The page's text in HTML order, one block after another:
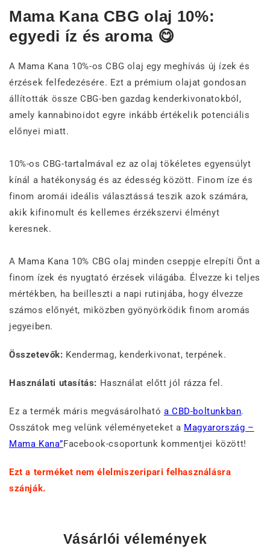
Mama Kana CBG olaj 10%:
egyedi íz és aroma 😋
A Mama Kana 10%-os CBG olaj egy meghívás új ízek és
érzések felfedezésére. Ezt a prémium olajat gondosan
állították össze CBG-ben gazdag kenderkivonatokból,
amely kannabinoidot egyre inkább értékelik potenciális
előnyei miatt.
10%-os CBG-tartalmával ez az olaj tökéletes egyensúlyt
kínál a hatékonyság és az édesség között. Finom íze és
finom aromái ideális választássá teszik azok számára,
akik kifinomult és kellemes érzékszervi élményt
keresnek.
A Mama Kana 10% CBG olaj minden cseppje elrepíti Önt a
finom ízek és nyugtató érzések világába. Élvezze ki teljes
mértékben, ha beilleszti a napi rutinjába, hogy élvezze
számos előnyét, miközben gyönyörködik finom aromás
jegyeiben.
Összetevők: Kendermag, kenderkivonat, terpének.
Használati utasítás: Használat előtt jól rázza fel.
Ez a termék máris megvásárolható a CBD-boltunkban.
Osszátok meg velünk véleményeteket a Magyarország –
Mama Kana”Facebook-csoportunk kommentjei között!
Ezt a terméket nem élelmiszeripari felhasználásra
szánják.
Vásárlói vélemények